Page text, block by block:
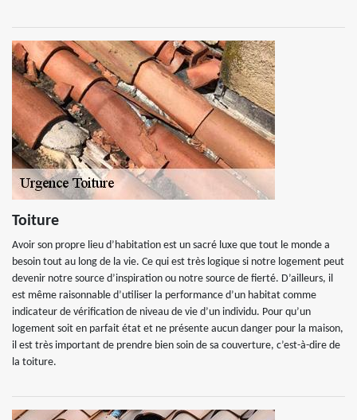
Toiture
Avoir son propre lieu d’habitation est un sacré luxe que tout le monde a
besoin tout au long de la vie. Ce qui est très logique si notre logement peut
devenir notre source d’inspiration ou notre source de fierté. D’ailleurs, il
est même raisonnable d’utiliser la performance d’un habitat comme
indicateur de vérification de niveau de vie d’un individu. Pour qu’un
logement soit en parfait état et ne présente aucun danger pour la maison,
il est très important de prendre bien soin de sa couverture, c’est-à-dire de
la toiture.